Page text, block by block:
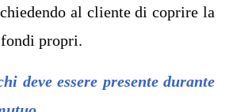
al cliente di coprire la
propri.
deve essere presente durante